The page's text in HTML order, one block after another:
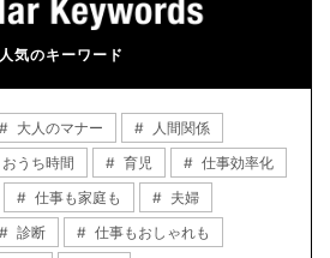
人気のキーワード
大人のマナー
人間関係
おうち時間 育児
仕事効率化
仕事も家庭も
夫婦
診断
仕事もおしゃれも